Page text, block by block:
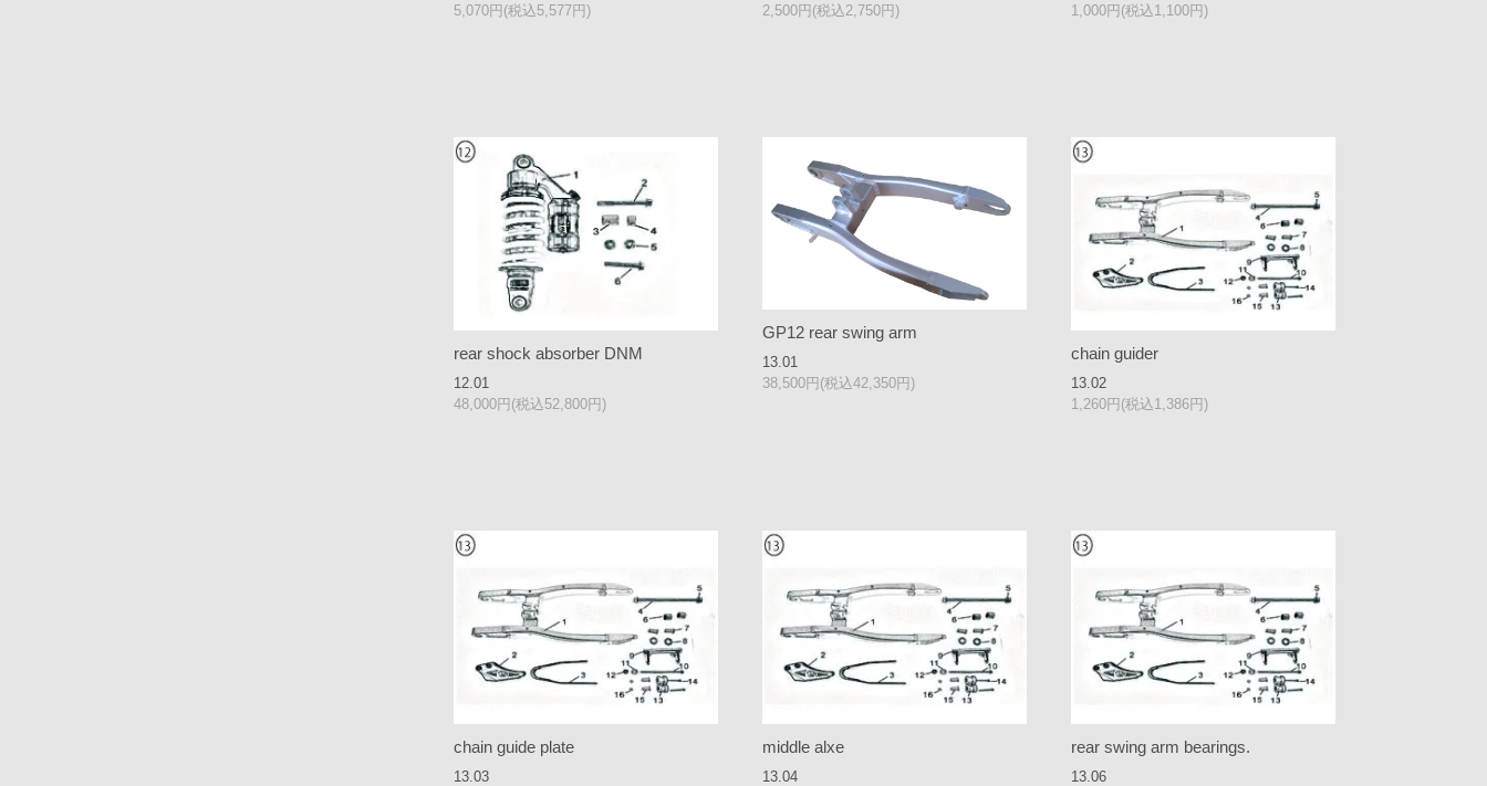
5,070円(税込5,577円)
2,500円(税込2,750円)
1,000円(税込1,100円)
rear shock absorber DNM
12.01
48,000円(税込52,800円)
GP12 rear swing arm
13.01
38,500円(税込42,350円)
chain guider
13.02
1,260円(税込1,386円)
chain guide plate
13.03
middle alxe
13.04
rear swing arm bearings.
13.06